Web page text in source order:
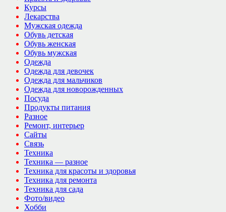
Курсы
Лекарства
Мужская одежда
Обувь детская
Обувь женская
Обувь мужская
Одежда
Одежда для девочек
Одежда для мальчиков
Одежда для новорожденных
Посуда
Продукты питания
Разное
Ремонт, интерьер
Сайты
Связь
Техника
Техника — разное
Техника для красоты и здоровья
Техника для ремонта
Техника для сада
Фото/видео
Хобби